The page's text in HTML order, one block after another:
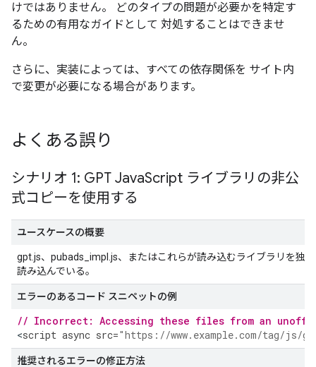
けではありません。 どのタイプの問題が必要かを特定す
るための有用なガイドとして 対処することはできませ
ん。
さらに、実装によっては、すべての依存関係を サイト内
で変更が必要になる場合があります。
よくある誤り
シナリオ 1: GPT JavaScript ライブラリの非公
式コピーを使用する
ユースケースの概要
gpt.js、pubads_impl.js、またはこれらが読み込むライブラリを独
読み込んでいる。
エラーのあるコード スニペットの例
// Incorrect: Accessing these files from an
<script async src="https://www.example.com/tag/js/
推奨されるエラーの修正方法